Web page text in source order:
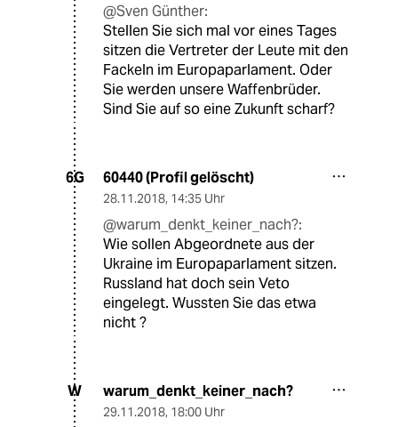
@Sven Günther:
Stellen Sie sich mal vor eines Tages
sitzen die Vertreter der Leute mit den
Fackeln im Europaparlament. Oder
Sie werden unsere Waffenbrüder.
Sind Sie auf so eine Zukunft scharf?
6G 60440 (Profil gelöscht)
28.11.2018, 14:35 Uhr
@warum_denkt_keiner_nach?:
Wie sollen Abgeordnete aus der
Ukraine im Europaparlament sitzen.
Russland hat doch sein Veto
eingelegt. Wussten Sie das etwa
nicht ?
W warum_denkt_keiner_nach?
29.11.2018, 18:00 Uhr